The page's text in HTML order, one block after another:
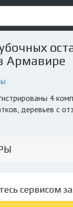
Меню
Армавире
деревьев с
сервисом